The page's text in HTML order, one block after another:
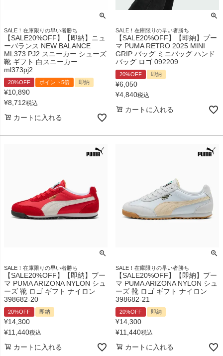
SALE！在庫限りの早い者勝ち
【SALE20%OFF】【即納】ニュ
ーバランス NEW BALANCE
ML373 PJ2 スニーカー シューズ
靴 ギフト 白スニーカー
ml373pj2
20%OFF ポイント5倍 即納
¥10,890
¥8,712税込
カートに入れる
SALE！在庫限りの早い者勝ち
【SALE20%OFF】【即納】プー
マ PUMA RETRO 2025 MINI
GRIP バッグ ミニバッグ ハンド
バッグ ロゴ 092209
20%OFF 即納
¥6,050
¥4,840税込
カートに入れる
SALE！在庫限りの早い者勝ち
【SALE20%OFF】【即納】プー
マ PUMA ARIZONA NYLON シュ
ーズ 靴 ロゴ ギフト ナイロン
398682-20
20%OFF 即納
¥14,300
¥11,440税込
カートに入れる
SALE！在庫限りの早い者勝ち
【SALE20%OFF】【即納】プー
マ PUMA ARIZONA NYLON シュ
ーズ 靴 ロゴ ギフト ナイロン
398682-21
20%OFF 即納
¥14,300
¥11,440税込
カートに入れる